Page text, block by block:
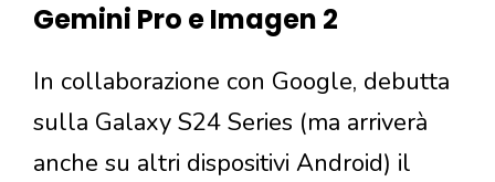
Gemini Pro e Imagen 2
In collaborazione con Google, debutta
sulla Galaxy S24 Series (ma arriverà
anche su altri dispositivi Android) il